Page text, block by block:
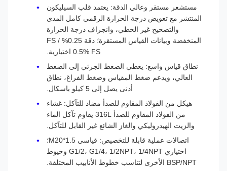
مستشعر مستقر وعالي الدقة: يعتمد قلب السيليكون
المنتشر مع تعويض درجة الحرارة الرقمي كامل المدى
والتصحيح غير الخطي، وانجراف درجة الحرارة
المنخفضة وبيانات القياس المستقرة؛ دقة 0.25% FS /
0.5% FS اختيارية.
نطاق قياس واسع: يغطي الضغط الجزئي إلى الضغط
العالي، ويدعم ضغط المقياس وضغط الفراغ، نطاق
أدنى يصل إلى 5 كيلو باسكال.
هيكل من الفولاذ المقاوم للصدأ مضاد للتآكل: غشاء
من الفولاذ المقاوم للصدأ 316L يقاوم تآكل الماء
والزيت الهيدروليكي والغاز الشائع غير القابل للتآكل.
اتصالات عملية قابلة للتخصيص: قياسي M20*1.5؛
اختياري G1/2، G1/4، 1/2NPT، 1/4NPT وخيوط
BSP/NPT الأخرى لتناسب خطوط الأنابيب المختلفة.